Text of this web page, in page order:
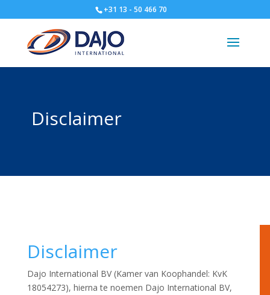
+31 13 - 50 466 70
Disclaimer
Disclaimer
Dajo International BV (Kamer van Koophandel: KvK
18054273), hierna te noemen Dajo International BV,